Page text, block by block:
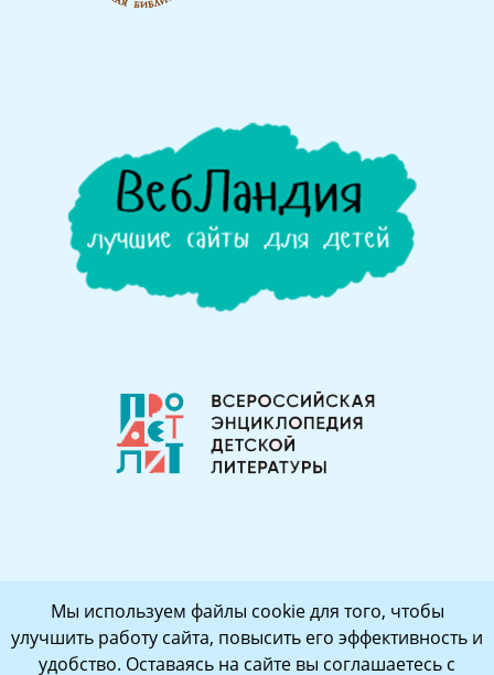
Мы используем файлы cookie для того, чтобы
улучшить работу сайта, повысить его эффективность и
удобство. Оставаясь на сайте вы соглашаетесь с